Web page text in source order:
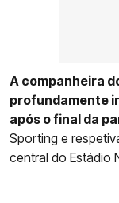
A companheira
profundamente
após o final da
Sporting e
central do Estádio